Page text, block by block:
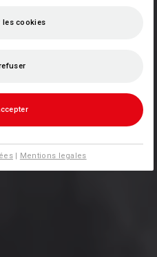
les cookies
| Mentions legales